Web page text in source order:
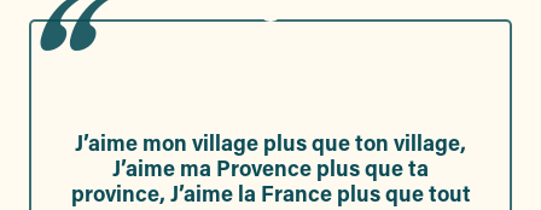
J’aime mon village plus que ton village,
J’aime ma Provence plus que ta
province, J’aime la France plus que tout